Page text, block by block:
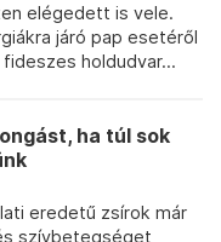
elégedett is vele.
járó pap esetéről
holdudvar...
ha túl sok
eredetű zsírok már
szívbetegséget